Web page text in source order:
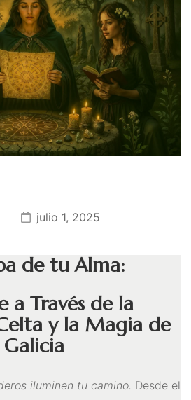
Celtas
julio 1, 2025
de tu Alma:
a Través de la
y la Magia de
Galicia
iluminen tu camino. Desde el